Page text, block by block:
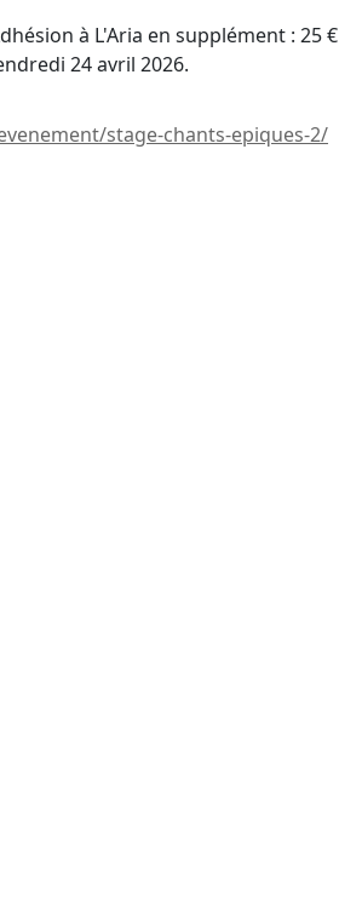
à L'Aria en supplément : 25 €
24 avril 2026.
stage-chants-epiques-2/